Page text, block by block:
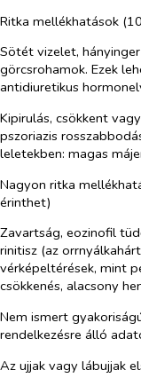
Ritka mellékhatások
Sötét vizelet,
görcsrohamok. Ezek
antidiuretikus
Kipirulás, csökkent
pszoriazis
leletekben: magas
Nagyon ritka
érinthet)
Zavartság, eozinofil
rinitisz (az
vérképeltérések, mint
csökkenés, alacsony
Nem ismert
rendelkezésre álló
Az ujjak vagy lábujjak